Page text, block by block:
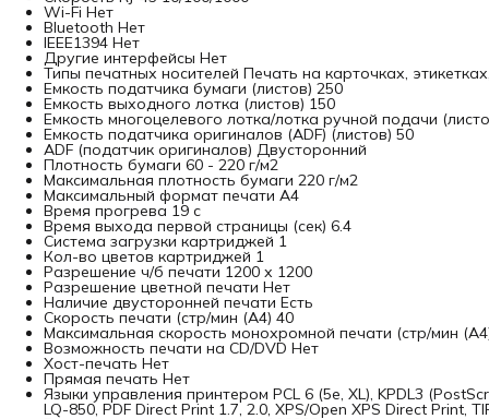
Wi-Fi Нет
Bluetooth Нет
IEEE1394 Нет
Другие интерфейсы Нет
Типы печатных носителей Печать на карточках,
Емкость податчика бумаги (листов) 250
Емкость выходного лотка (листов) 150
Емкость многоцелевого лотка/лотка ручной подачи
Емкость податчика оригиналов (ADF) (листов) 50
ADF (податчик оригиналов) Двусторонний
Плотность бумаги 60 - 220 г/м2
Максимальная плотность бумаги 220 г/м2
Максимальный формат печати A4
Время прогрева 19 с
Время выхода первой страницы (сек) 6.4
Система загрузки картриджей 1
Кол-во цветов картриджей 1
Разрешение ч/б печати 1200 х 1200
Разрешение цветной печати Нет
Наличие двусторонней печати Есть
Скорость печати (стр/мин (A4) 40
Максимальная скорость монохромной печати (стр/мин
Возможность печати на CD/DVD Нет
Хост-печать Нет
Прямая печать Нет
Языки управления принтером PCL 6 (5e, XL), KPDL3
LQ-850, PDF Direct Print 1.7, 2.0, XPS/Open XPS Direct Print,